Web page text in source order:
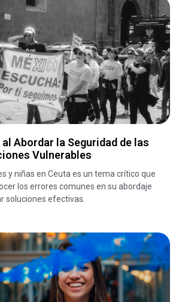
Abordar la Seguridad de las
Vulnerables
y niñas en Ceuta es un tema crítico que
los errores comunes en su abordaje
soluciones efectivas.